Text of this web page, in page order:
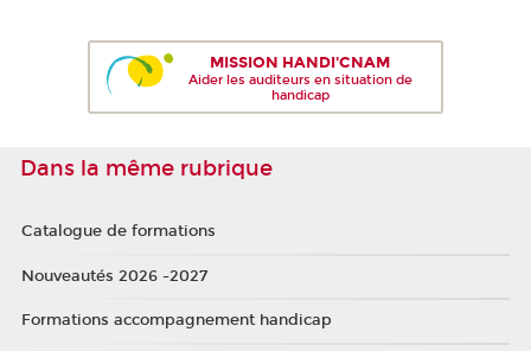
MISSION HANDI'CNAM
Aider les auditeurs en situation de
handicap
Dans la même rubrique
Catalogue de formations
Nouveautés 2026 -2027
Formations accompagnement handicap